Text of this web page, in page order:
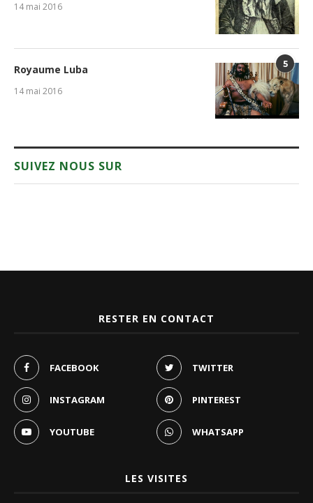
14 mai 2016
5
Royaume Luba
14 mai 2016
SUIVEZ NOUS SUR
RESTER EN CONTACT
FACEBOOK TWITTER
INSTAGRAM PINTEREST
YOUTUBE WHATSAPP
LES VISITES